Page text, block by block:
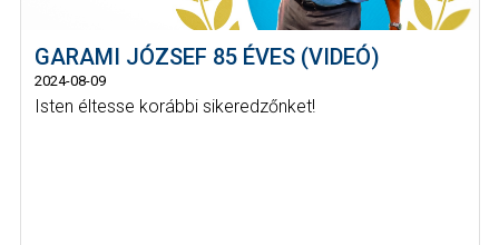
GARAMI JÓZSEF 85 ÉVES (VIDEÓ)
2024-08-09
Isten éltesse korábbi sikeredzőnket!